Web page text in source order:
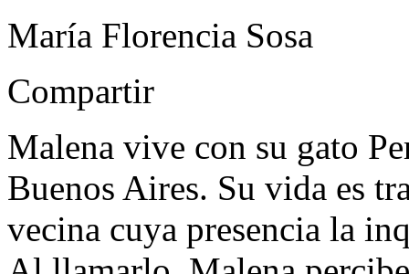
María Florencia Sosa
Compartir
Malena vive con su gato
Buenos Aires. Su vida es
vecina cuya presencia la